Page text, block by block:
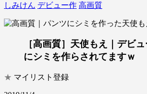
しみけん デビュー作 高画質
［高画質］天使もえ｜デビ
にシミを作らされてますｗ
★ マイリスト登録